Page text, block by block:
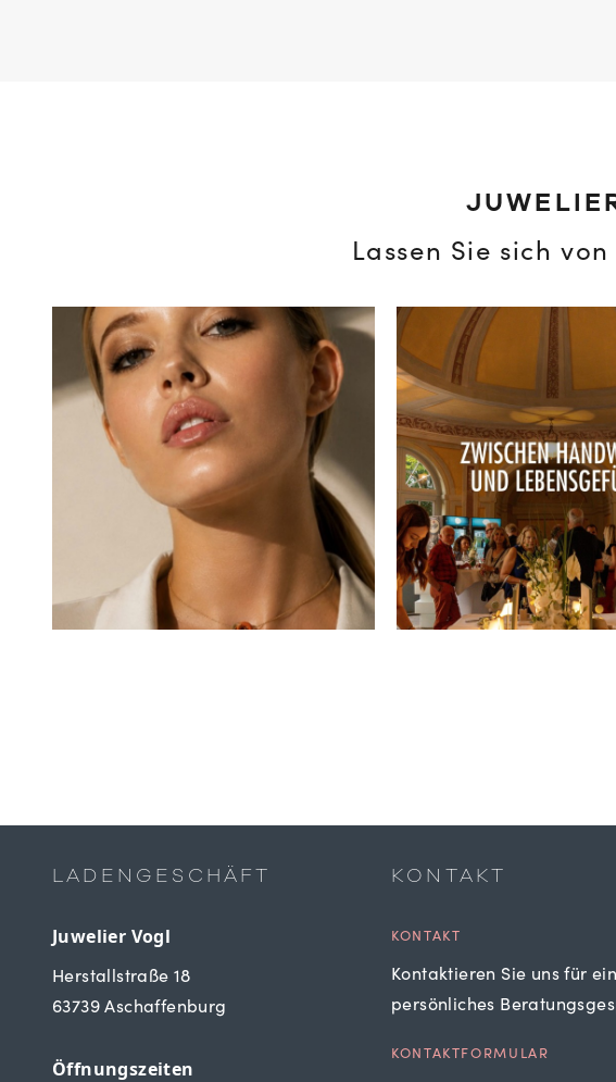
Lassen Sie sich
LADENGESCHÄFT
Juwelier Vogl
Herstallstraße 18
63739 Aschaffenburg
Öffnungszeiten
KONTAKT
KONTAKT
Kontaktieren Sie uns für ein
persönliches
KONTAKTFORMULAR